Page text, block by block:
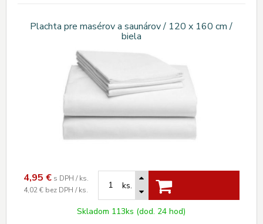
Plachta pre masérov a saunárov / 120 x 160 cm /
biela
4,95 € s DPH / ks.
4,02 € bez DPH / ks. ks.
Skladom 113ks (dod. 24 hod)